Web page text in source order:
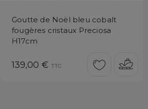
Goutte de Noël bleu cobalt
fougères cristaux Preciosa
H17cm
Prix
139,00 € TTC